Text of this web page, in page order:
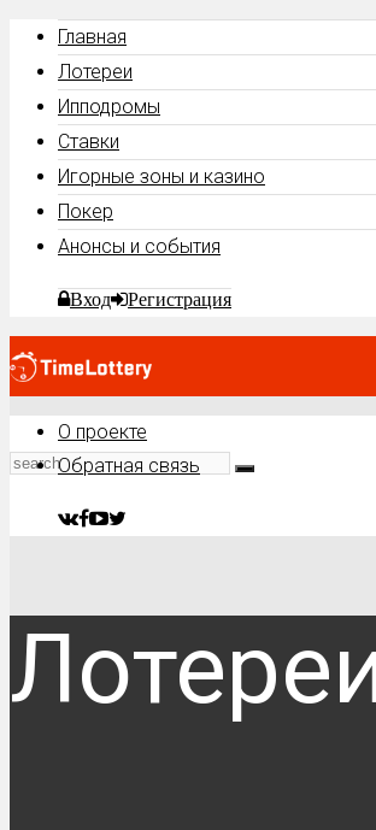
Главная
Лотереи
Ипподромы
Ставки
Игорные зоны и казино
Покер
Анонсы и события
Вход Регистрация
О проекте
Обратная связь